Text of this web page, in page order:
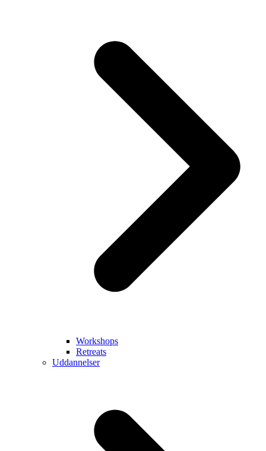
Workshops
Retreats
Uddannelser